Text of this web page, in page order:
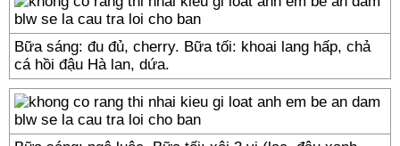
Bữa sáng: đu đủ, cherry. Bữa tối: khoai lang hấp, chả
cá hồi đậu Hà lan, dứa.